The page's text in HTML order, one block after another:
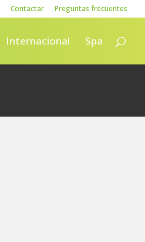
Contactar Preguntas frecuentes
Internacional Spa